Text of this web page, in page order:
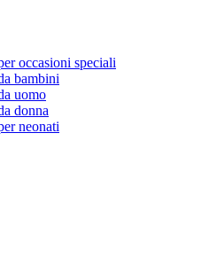
occasioni speciali
bambini
uomo
donna
neonati